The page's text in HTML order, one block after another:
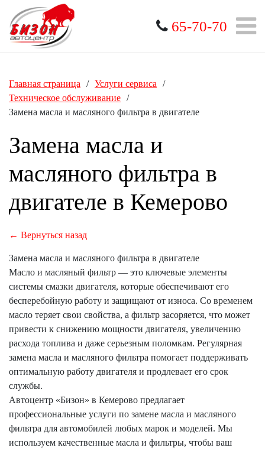
65-70-70
Главная страница / Услуги сервиса
/
Техническое обслуживание /
Замена масла и масляного фильтра в двигателе
Замена масла и
масляного фильтра в
двигателе в Кемерово
← Вернуться назад
Замена масла и масляного фильтра в двигателе
Масло и масляный фильтр — это ключевые элементы
системы смазки двигателя, которые обеспечивают его
бесперебойную работу и защищают от износа. Со временем
масло теряет свои свойства, а фильтр засоряется, что может
привести к снижению мощности двигателя, увеличению
расхода топлива и даже серьезным поломкам. Регулярная
замена масла и масляного фильтра помогает поддерживать
оптимальную работу двигателя и продлевает его срок
службы.
Автоцентр «Бизон» в Кемерово предлагает
профессиональные услуги по замене масла и масляного
фильтра для автомобилей любых марок и моделей. Мы
используем качественные масла и фильтры, чтобы ваш